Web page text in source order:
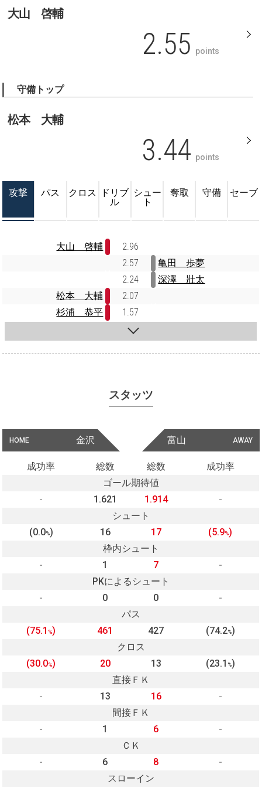
大山 啓輔
2.55 points
守備トップ
松本 大輔
3.44 points
攻撃 パス クロス
ドリブ
ル
シュー
ト
奪取 守備 セーブ
大山 啓輔
2.96
2.57
亀田 歩夢
2.24
深澤 壯太
松本 大輔
2.07
杉浦 恭平
1.57
スタッツ
HOME 金沢 AWAY
富山
成功率 総数 総数
成功率
ゴール期待値
-
1.621 1.914
-
シュート
(0.0%) 16 17 (5.9%)
枠内シュート
-
1 7
-
PKによるシュート
-
0 0
-
パス
(75.1%) 461 427 (74.2%)
クロス
(30.0%) 20 13 (23.1 %)
直接ＦＫ
-
13 16
-
間接ＦＫ
-
1 6
-
ＣＫ
-
6 8
-
スローイン